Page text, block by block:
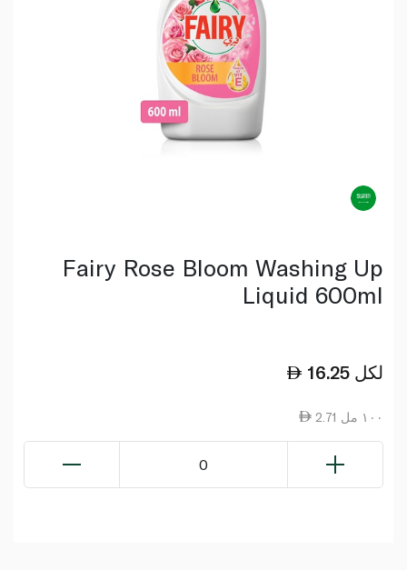
Fairy Rose Bloom Washing Up
Liquid 600ml
16.25 لكل
2.71 ١٠٠ مل
0